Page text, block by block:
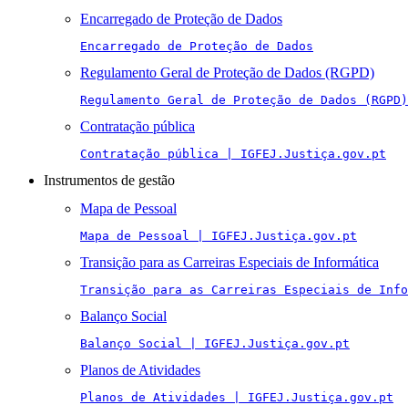
Encarregado de Proteção de Dados
Encarregado de Proteção de Dados
Regulamento Geral de Proteção de Dados (RGPD)
Regulamento Geral de Proteção de Dados (RGPD)
Contratação pública
Contratação pública | IGFEJ.Justiça.gov.pt
Instrumentos de gestão
Mapa de Pessoal
Mapa de Pessoal | IGFEJ.Justiça.gov.pt
Transição para as Carreiras Especiais de Informática
Transição para as Carreiras Especiais de
Balanço Social
Balanço Social | IGFEJ.Justiça.gov.pt
Planos de Atividades
Planos de Atividades | IGFEJ.Justiça.gov.pt